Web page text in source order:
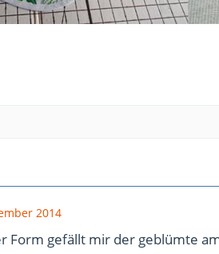
2014
Form gefällt mir der geblümte